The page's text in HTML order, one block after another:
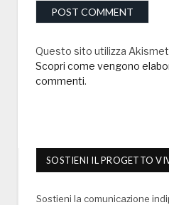
Questo sito utilizza
Scopri come vengono
commenti.
SOSTIENI IL PROGETTO
Sostieni la comunicazione